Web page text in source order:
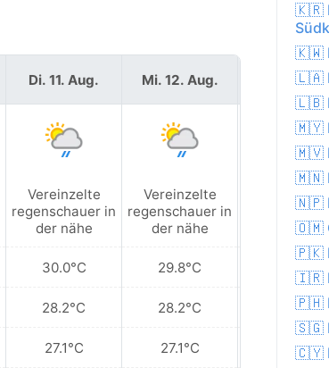
Di. 11. Aug.
Vereinzelte
regenschauer in
der nähe
30.0°C
28.2°C
27.1°C
Mi. 12. Aug.
Vereinzelte
regenschauer in
der nähe
29.8°C
28.2°C
27.1°C
Do. 13.
der nähe
29.9°C
28.1°C
27.0°C
🇰🇷
🇰🇼
🇱🇦
🇱🇧
🇲🇾
🇲🇻
🇲🇳
🇳🇵
🇴🇲
🇵🇰
🇮🇷
🇵🇭
🇸🇬
🇨🇾